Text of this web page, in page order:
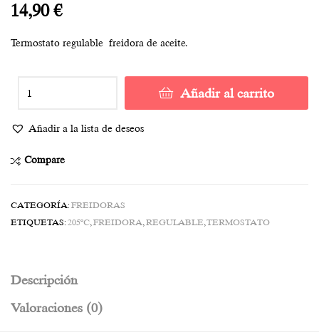
14,90€
Termostato regulable freidora de aceite.
Añadir al carrito
Añadir a la lista de deseos
Compare
CATEGORÍA: FREIDORAS
ETIQUETAS: 205ºC,FREIDORA,REGULABLE,TERMOSTATO
Descripción
Valoraciones (0)